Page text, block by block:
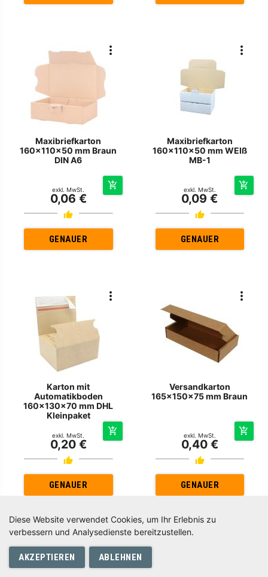
Diese Website verwendet Cookies, um Ihr Erlebnis zu
verbessern und Analysedienste bereitzustellen.
AKZEPTIEREN ABLEHNEN
Maxibriefkarton
160x110x50 mm Braun
DIN A6
exkl. MwSt.
0,06 €
GENAUER
Maxibriefkarton
160x110x50 mm WEIß
MB-1
exkl. MwSt.
0,09 €
GENAUER
Karton mit
Automatikboden
160x130x70 mm DHL
Kleinpaket
exkl. MwSt.
0,20 €
GENAUER
Versandkarton
165x150x75 mm Braun
exkl. MwSt.
0,40 €
GENAUER